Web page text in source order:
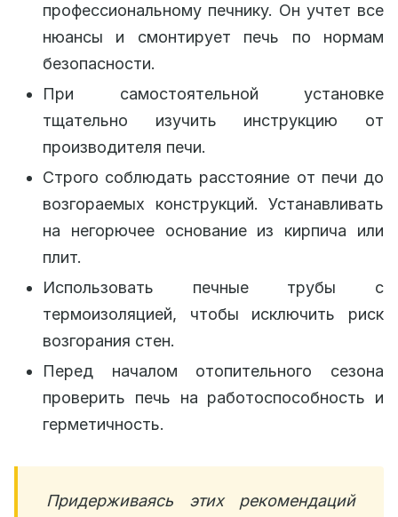
профессиональному печнику. Он учтет все
нюансы и смонтирует печь по нормам
безопасности.
При самостоятельной установке
тщательно изучить инструкцию от
производителя печи.
Строго соблюдать расстояние от печи до
возгораемых конструкций. Устанавливать
на негорючее основание из кирпича или
плит.
Использовать печные трубы с
термоизоляцией, чтобы исключить риск
возгорания стен.
Перед началом отопительного сезона
проверить печь на работоспособность и
герметичность.
Придерживаясь этих рекомендаций